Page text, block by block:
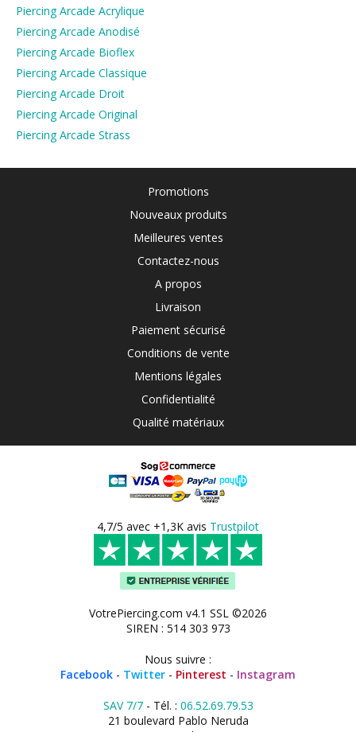
Piercing Arcade Acrylique
Piercing Arcade Anodisé
Piercing Arcade Bioflex
Piercing Arcade Classique
Piercing Arcade Droit
Piercing Arcade Original
Piercing Arcade Strass
Promotions
Nouveaux produits
Meilleures ventes
Contactez-nous
A propos
Livraison
Paiement sécurisé
Conditions de vente
Mentions légales
Confidentialité
Qualité matériaux
4,7/5 avec +1,3K avis Trustpilot
VotrePiercing.com v4.1 SSL ©2026
SIREN : 514 303 973
Nous suivre :
Facebook - Twitter - Pinterest - Instagram
SAV 7/7- Tél. : 06.52.69.79.53
21 boulevard Pablo Neruda